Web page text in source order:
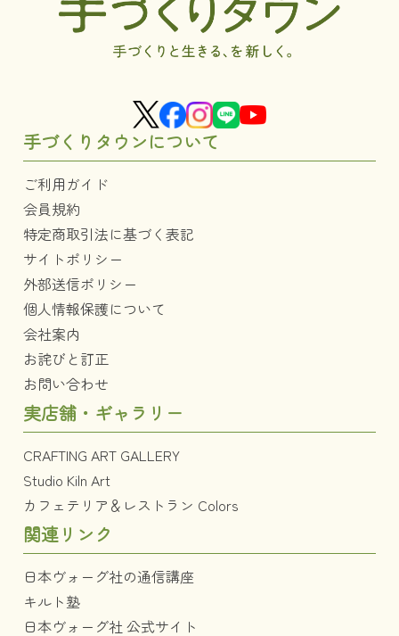
手づくりタウンについて
ご利用ガイド
会員規約
特定商取引法に基づく表記
サイトポリシー
外部送信ポリシー
個人情報保護について
会社案内
お詫びと訂正
お問い合わせ
実店舗・ギャラリー
CRAFTING ART GALLERY
Studio Kiln Art
カフェテリア＆レストラン Colors
関連リンク
日本ヴォーグ社の通信講座
キルト塾
日本ヴォーグ社 公式サイト